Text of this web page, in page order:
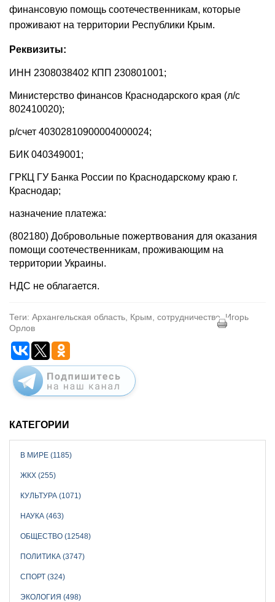
финансовую помощь соотечественникам, которые
проживают на территории Республики Крым.
Реквизиты:
ИНН 2308038402 КПП 230801001;
Министерство финансов Краснодарского края (л/с
802410020);
р/счет 40302810900004000024;
БИК 040349001;
ГРКЦ ГУ Банка России по Краснодарскому краю г.
Краснодар;
назначение платежа:
(802180) Добровольные пожертвования для оказания
помощи соотечественникам, проживающим на
территории Украины.
НДС не облагается.
Теги: Архангельская область, Крым, сотрудничество, Игорь
Орлов
КАТЕГОРИИ
В МИРЕ (1185)
ЖКХ (255)
КУЛЬТУРА (1071)
НАУКА (463)
ОБЩЕСТВО (12548)
ПОЛИТИКА (3747)
СПОРТ (324)
ЭКОЛОГИЯ (498)